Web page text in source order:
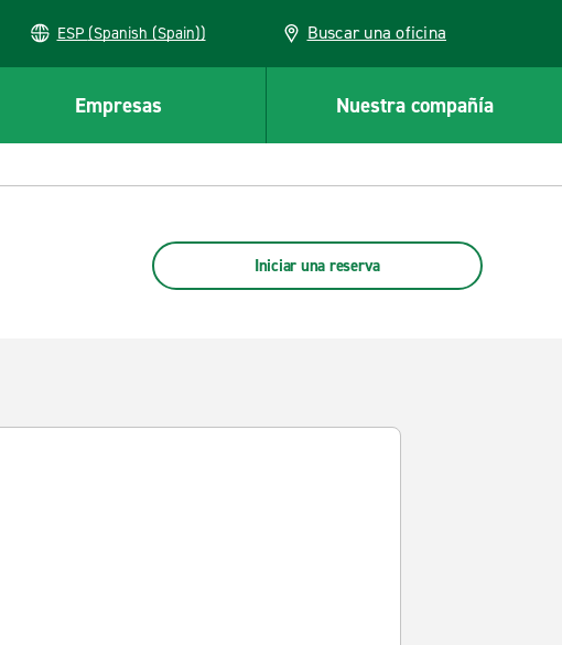
ESP (Spanish (Spain)) Buscar una oficina
Empresas Nuestra compañía
Iniciar una reserva